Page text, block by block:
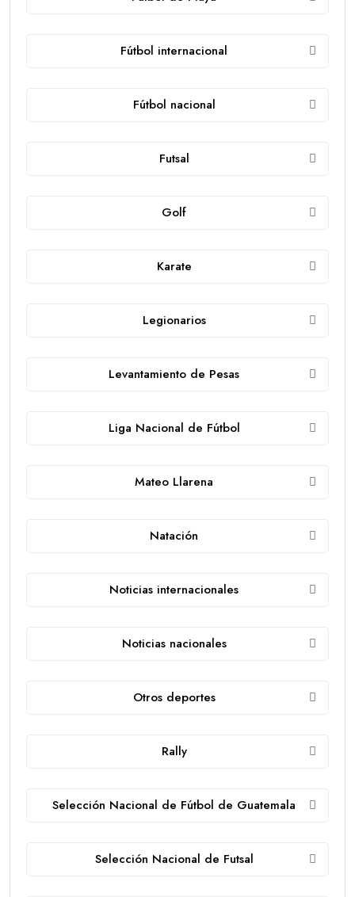
Fútbol internacional
Fútbol nacional
Futsal
Golf
Karate
Legionarios
Levantamiento de Pesas
Liga Nacional de Fútbol
Mateo Llarena
Natación
Noticias internacionales
Noticias nacionales
Otros deportes
Rally
Selección Nacional de Fútbol de Guatemala
Selección Nacional de Futsal